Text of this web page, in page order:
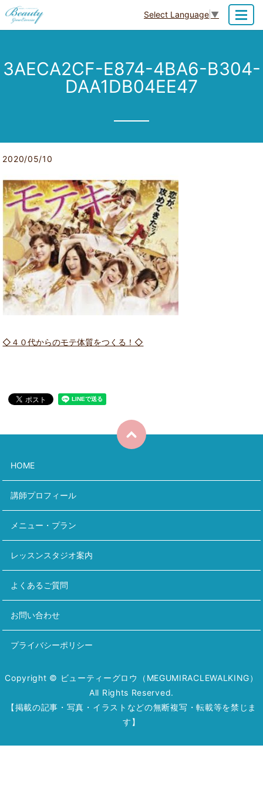
Select Language ▼
3AECA2CF-E874-4BA6-B304-
DAA1DB04EE47
2020/05/10
◇４０代からのモテ体質をつくる！◇
HOME
講師プロフィール
メニュー・プラン
レッスンスタジオ案内
よくあるご質問
お問い合わせ
プライバシーポリシー
Copyright © ビューティーグロウ（MEGUMIRACLEWALKING）
All Rights Reserved.
【掲載の記事・写真・イラストなどの無断複写・転載等を禁じま
す】